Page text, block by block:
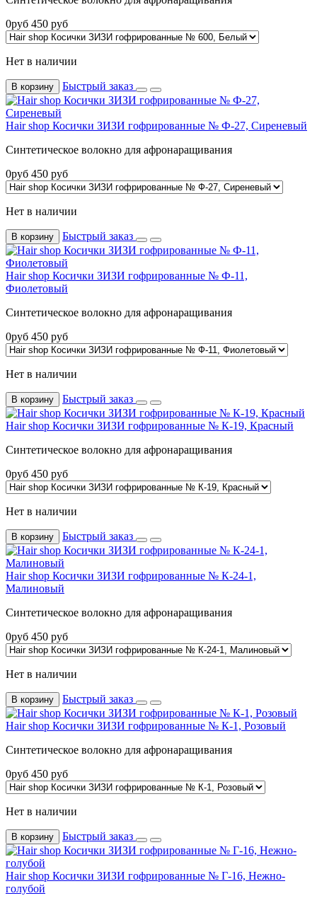
0руб 450 руб
Нет в наличии
В корзину Быстрый заказ
Hair shop Косички ЗИЗИ гофрированные № Ф-27, Сиреневый
Синтетическое волокно для афронаращивания
0руб 450 руб
Нет в наличии
В корзину Быстрый заказ
Hair shop Косички ЗИЗИ гофрированные № Ф-11,
Фиолетовый
Синтетическое волокно для афронаращивания
0руб 450 руб
Нет в наличии
В корзину Быстрый заказ
Hair shop Косички ЗИЗИ гофрированные № К-19, Красный
Синтетическое волокно для афронаращивания
0руб 450 руб
Нет в наличии
В корзину Быстрый заказ
Hair shop Косички ЗИЗИ гофрированные № К-24-1,
Малиновый
Синтетическое волокно для афронаращивания
0руб 450 руб
Нет в наличии
В корзину Быстрый заказ
Hair shop Косички ЗИЗИ гофрированные № К-1, Розовый
Синтетическое волокно для афронаращивания
0руб 450 руб
Нет в наличии
В корзину Быстрый заказ
Hair shop Косички ЗИЗИ гофрированные № Г-16, Нежно-
голубой